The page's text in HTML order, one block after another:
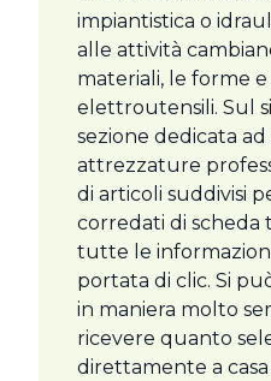
impiantistica o
alle attività
materiali, le forme
elettroutensili. Sul
sezione dedicata
attrezzature
di articoli suddivisi
corredati di scheda
tutte le
portata di clic. Si
in maniera molto
ricevere quanto
direttamente a